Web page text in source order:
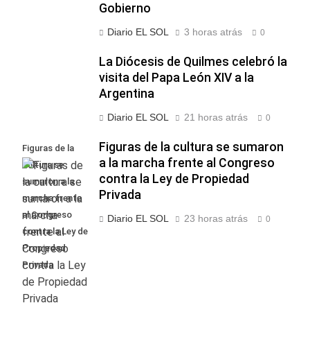
Gobierno
Diario EL SOL 3 horas atrás 0
La Diócesis de Quilmes celebró la
visita del Papa León XIV a la
Argentina
Diario EL SOL 21 horas atrás 0
Figuras de la
cultura se
sumaron a la
marcha frente
al Congreso
contra la Ley de
Propiedad
Privada
Figuras de la cultura se sumaron
a la marcha frente al Congreso
contra la Ley de Propiedad
Privada
Diario EL SOL 23 horas atrás 0